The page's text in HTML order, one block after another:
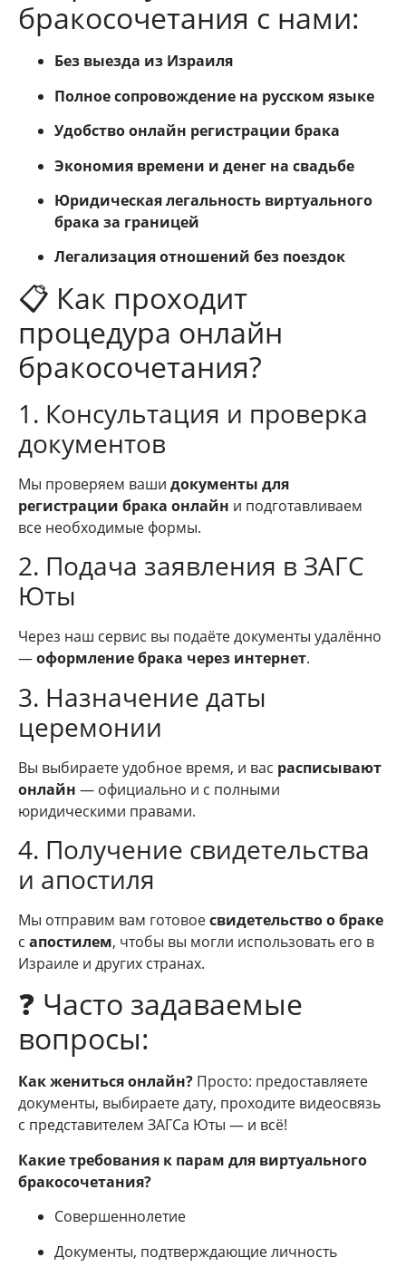
бракосочетания с нами:
Без выезда из Израиля
Полное сопровождение на русском языке
Удобство онлайн регистрации брака
Экономия времени и денег на свадьбе
Юридическая легальность виртуального
брака за границей
Легализация отношений без поездок
📋 Как проходит
процедура онлайн
бракосочетания?
1. Консультация и проверка
документов
Мы проверяем ваши документы для
регистрации брака онлайн и подготавливаем
все необходимые формы.
2. Подача заявления в ЗАГС
Юты
Через наш сервис вы подаёте документы удалённо
—оформление брака через интернет.
3. Назначение даты
церемонии
Вы выбираете удобное время, и вас расписывают
онлайн — официально и с полными
юридическими правами.
4. Получение свидетельства
и апостиля
Мы отправим вам готовоесвидетельство о браке
с апостилем, чтобы вы могли использовать его в
Израиле и других странах.
❓ Часто задаваемые
вопросы:
Как жениться онлайн? Просто: предоставляете
документы, выбираете дату, проходите видеосвязь
с представителем ЗАГСа Юты — и всё!
Какие требования к парам для виртуального
бракосочетания?
Совершеннолетие
Документы, подтверждающие личность